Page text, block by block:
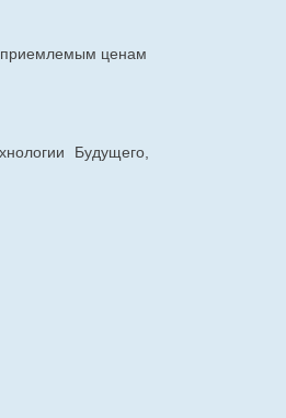
приемлемым ценам
Будущего,